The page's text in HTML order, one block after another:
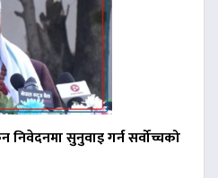
सुनुवाइ गर्न सर्वोच्चको